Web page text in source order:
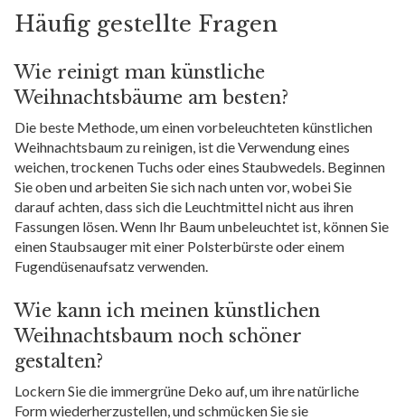
Häufig gestellte Fragen
Wie reinigt man künstliche
Weihnachtsbäume am besten?
Die beste Methode, um einen vorbeleuchteten künstlichen
Weihnachtsbaum zu reinigen, ist die Verwendung eines
weichen, trockenen Tuchs oder eines Staubwedels. Beginnen
Sie oben und arbeiten Sie sich nach unten vor, wobei Sie
darauf achten, dass sich die Leuchtmittel nicht aus ihren
Fassungen lösen. Wenn Ihr Baum unbeleuchtet ist, können Sie
einen Staubsauger mit einer Polsterbürste oder einem
Fugendüsenaufsatz verwenden.
Wie kann ich meinen künstlichen
Weihnachtsbaum noch schöner
gestalten?
Lockern Sie die immergrüne Deko auf, um ihre natürliche
Form wiederherzustellen, und schmücken Sie sie